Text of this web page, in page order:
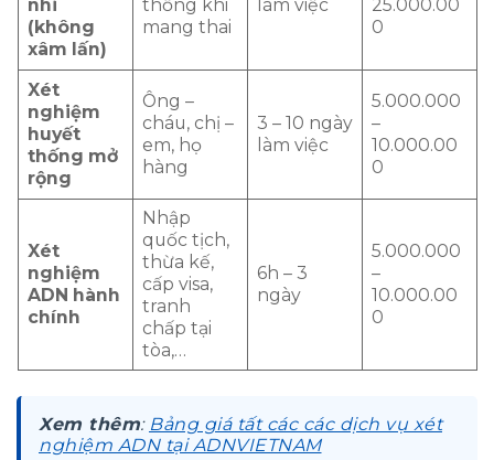
nhi
(không
xâm lấn)
thống khi
mang thai
làm việc
25.000.00
0
Xét
nghiệm
huyết
thống mở
rộng
Ông –
cháu, chị –
em, họ
hàng
3 – 10 ngày
làm việc
5.000.000
–
10.000.00
0
Xét
nghiệm
ADN hành
chính
Nhập
quốc tịch,
thừa kế,
cấp visa,
tranh
chấp tại
tòa,…
6h – 3
ngày
5.000.000
–
10.000.00
0
Xem thêm: Bảng giá tất các các dịch vụ xét
nghiệm ADN tại ADNVIETNAM